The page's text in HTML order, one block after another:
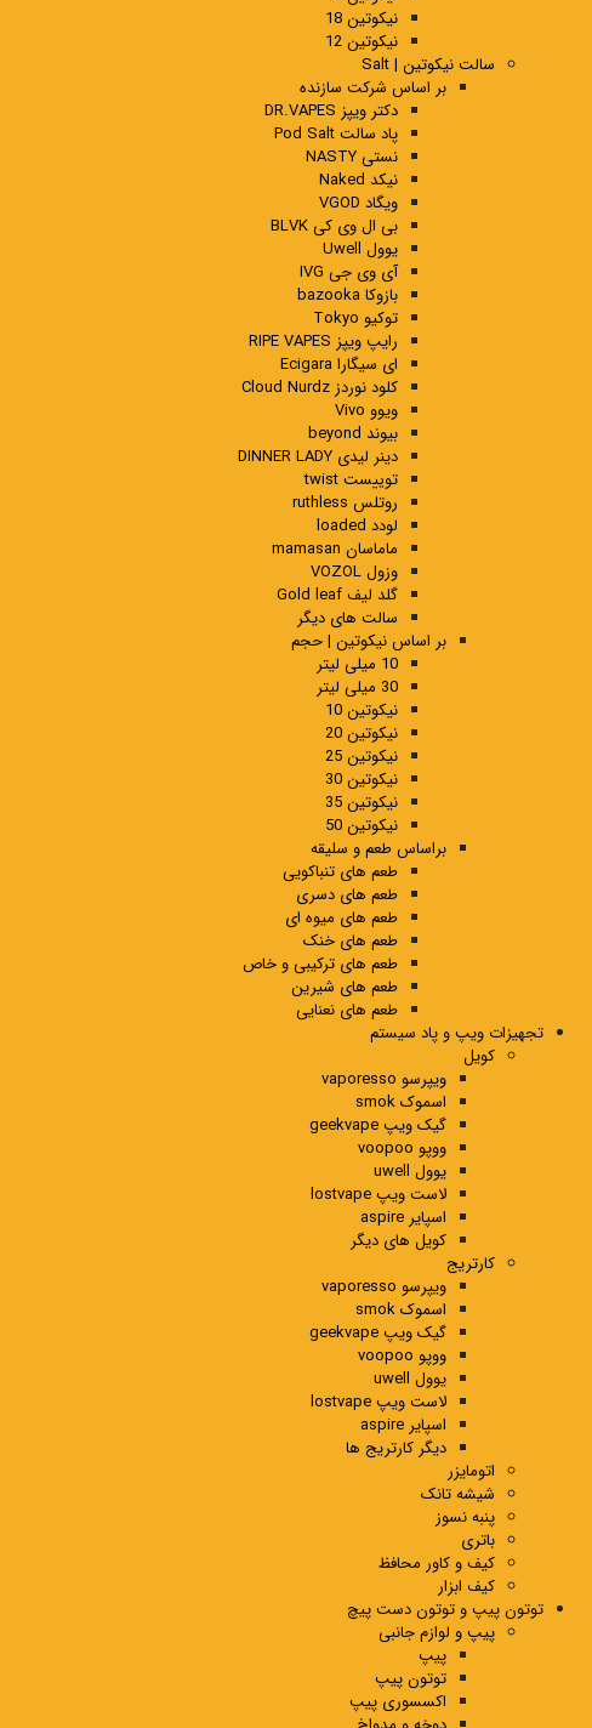
نیکوتین 18
نیکوتین 12
سالت نیکوتین | Salt
بر اساس شرکت سازنده
دکتر ویپز DR.VAPES
پاد سالت Pod Salt
نستی NASTY
نیکد Naked
ویگاد VGOD
بی ال وی کی BLVK
یوول Uwell
آی وی جی IVG
بازوکا bazooka
توکیو Tokyo
رایپ ویپز RIPE VAPES
ای سیگارا Ecigara
کلود نوردز Cloud Nurdz
ویوو Vivo
بیوند beyond
دینر لیدی DINNER LADY
توییست twist
روتلس ruthless
لودد loaded
ماماسان mamasan
وزول VOZOL
گلد لیف Gold leaf
سالت های دیگر
بر اساس نیکوتین | حجم
10 میلی لیتر
30 میلی لیتر
نیکوتین 10
نیکوتین 20
نیکوتین 25
نیکوتین 30
نیکوتین 35
نیکوتین 50
براساس طعم و سلیقه
طعم های تنباکویی
طعم های دسری
طعم های میوه ای
طعم های خنک
طعم های ترکیبی و خاص
طعم های شیرین
طعم های نعنایی
تجهیزات ویپ و پاد سیستم
کویل
ویپرسو vaporesso
اسموک smok
گیک ویپ geekvape
ووپو voopoo
یوول uwell
لاست ویپ lostvape
اسپایر aspire
کویل های دیگر
کارتریج
ویپرسو vaporesso
اسموک smok
گیک ویپ geekvape
ووپو voopoo
یوول uwell
لاست ویپ lostvape
اسپایر aspire
دیگر کارتریج ها
اتومایزر
شیشه تانک
پنبه نسوز
باتری
کیف و کاور محافظ
کیف ابزار
توتون پیپ و توتون دست پیچ
پیپ و لوازم جانبی
پیپ
توتون پیپ
اکسسوری پیپ